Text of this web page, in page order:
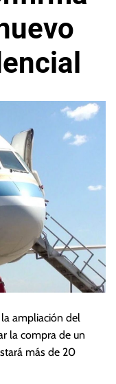
ampliación del
la compra de un
más de 20